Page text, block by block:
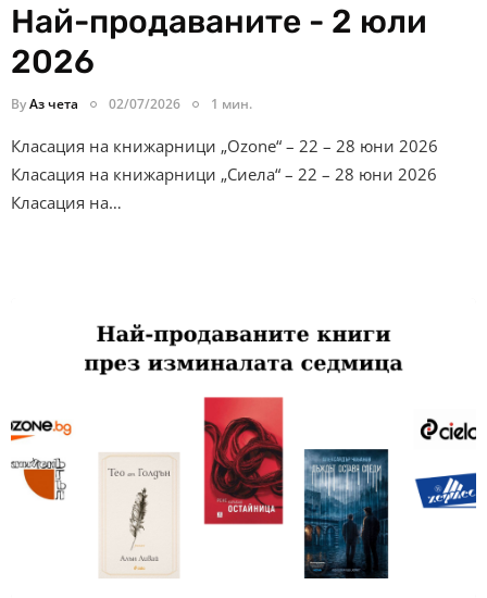
Най-продаваните - 2 юли
2026
ByАз чета 02/07/2026 1 мин.
Класация на книжарници „Ozone“ – 22 – 28 юни 2026
Класация на книжарници „Сиела“ – 22 – 28 юни 2026
Класация на…